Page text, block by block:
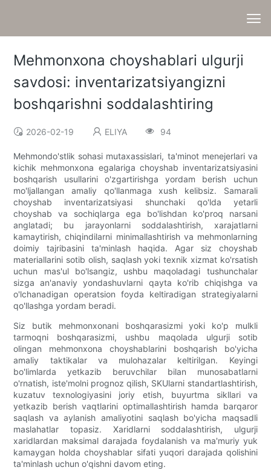
Mehmonxona choyshablari ulgurji
savdosi: inventarizatsiyangizni
boshqarishni soddalashtiring
2026-02-19 ELIYA 94
Mehmondo'stlik sohasi mutaxassislari, ta'minot menejerlari va
kichik mehmonxona egalariga choyshab inventarizatsiyasini
boshqarish usullarini o'zgartirishga yordam berish uchun
mo'ljallangan amaliy qo'llanmaga xush kelibsiz. Samarali
choyshab inventarizatsiyasi shunchaki qo'lda yetarli
choyshab va sochiqlarga ega bo'lishdan ko'proq narsani
anglatadi; bu jarayonlarni soddalashtirish, xarajatlarni
kamaytirish, chiqindilarni minimallashtirish va mehmonlarning
doimiy tajribasini ta'minlash haqida. Agar siz choyshab
materiallarini sotib olish, saqlash yoki texnik xizmat ko'rsatish
uchun mas'ul bo'lsangiz, ushbu maqoladagi tushunchalar
sizga an'anaviy yondashuvlarni qayta ko'rib chiqishga va
o'lchanadigan operatsion foyda keltiradigan strategiyalarni
qo'llashga yordam beradi.
Siz butik mehmonxonani boshqarasizmi yoki ko'p mulkli
tarmoqni boshqarasizmi, ushbu maqolada ulgurji sotib
olingan mehmonxona choyshablarini boshqarish bo'yicha
amaliy taktikalar va mulohazalar keltirilgan. Keyingi
bo'limlarda yetkazib beruvchilar bilan munosabatlarni
o'rnatish, iste'molni prognoz qilish, SKUlarni standartlashtirish,
kuzatuv texnologiyasini joriy etish, buyurtma sikllari va
yetkazib berish vaqtlarini optimallashtirish hamda barqaror
saqlash va aylanish amaliyotini saqlash bo'yicha maqsadli
maslahatlar topasiz. Xaridlarni soddalashtirish, ulgurji
xaridlardan maksimal darajada foydalanish va ma'muriy yuk
kamaygan holda choyshablar sifati yuqori darajada qolishini
ta'minlash uchun o'qishni davom eting.